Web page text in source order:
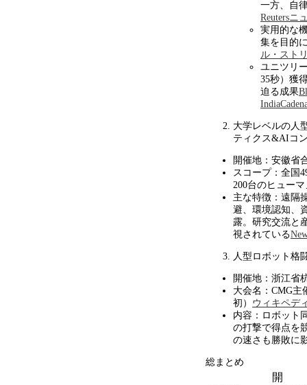
一方、自
Reutersニ
実用的な
集を目的
ル・スト
ユニツリ
35秒）獲
迫る成果
India
大学レベルの人
ティクス&AI コ
開催地：安徽省
スコープ：全国
200台のヒュー
主な特徴：遠隔
避、環境認知、
露。研究交流と
視されている
人型ロボット格
開催地：浙江省
大会名： CMG主
初） ウィキペデ
内容：ロボット
の打撃で得点を
の速さも勝敗に
総まとめ
開